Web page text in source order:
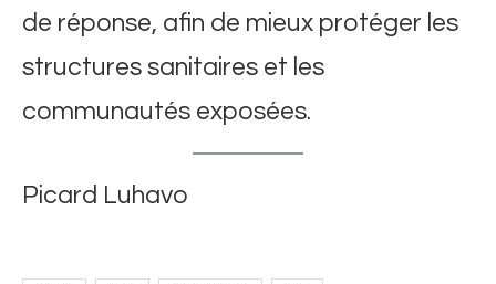
de réponse, afin de mieux protéger les
structures sanitaires et les
communautés exposées.
Picard Luhavo